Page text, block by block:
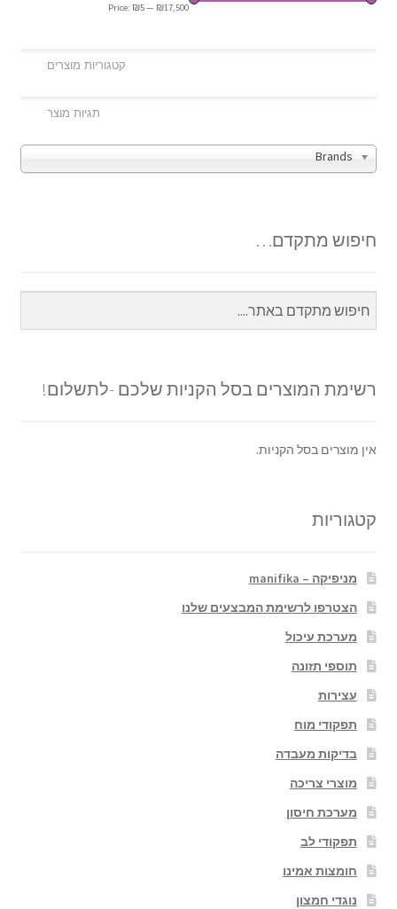
Price: ₪5— ₪17,500
Brands
חיפוש מתקדם…
רשימת המוצרים בסל הקניות שלכם -לתשלום!
אין מוצרים בסל הקניות.
קטגוריות
מניפיקה – manifika
הצטרפו לרשימת המבצעים שלנו
מערכת עיכול
תוספי תזונה
עצירות
תפקודי מוח
בדיקות מעבדה
מוצרי צריכה
מערכת חיסון
תפקודי לב
חומצות אמינו
נוגדי חמצון